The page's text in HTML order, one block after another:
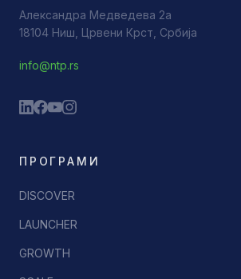
Александра Медведева 2а
18104 Ниш, Црвени Крст, Србија
info@ntp.rs
ПРОГРАМИ
DISCOVER
LAUNCHER
GROWTH